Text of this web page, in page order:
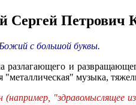
Сергей
с большой буквы.
разлагающего и
"металлическая" музыка,
"здравомыслящее